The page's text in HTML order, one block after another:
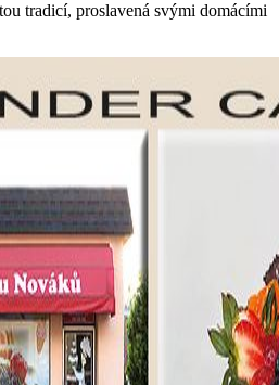
tradicí, proslavená svými domácími